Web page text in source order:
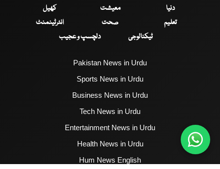
دنیا
معیشت
کھیل
تعلیم
صحت
انٹرٹینمنٹ
ٹیکنالوجی
دلچسپ و عجیب
Pakistan News in Urdu
Sports News in Urdu
Business News in Urdu
Tech News in Urdu
Entertainment News in Urdu
Health News in Urdu
Hum News English